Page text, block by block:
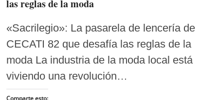
las reglas de la moda
«Sacrilegio»: La pasarela de lencería de
CECATI 82 que desafía las reglas de la
moda La industria de la moda local está
viviendo una revolución…
Comparte esto: